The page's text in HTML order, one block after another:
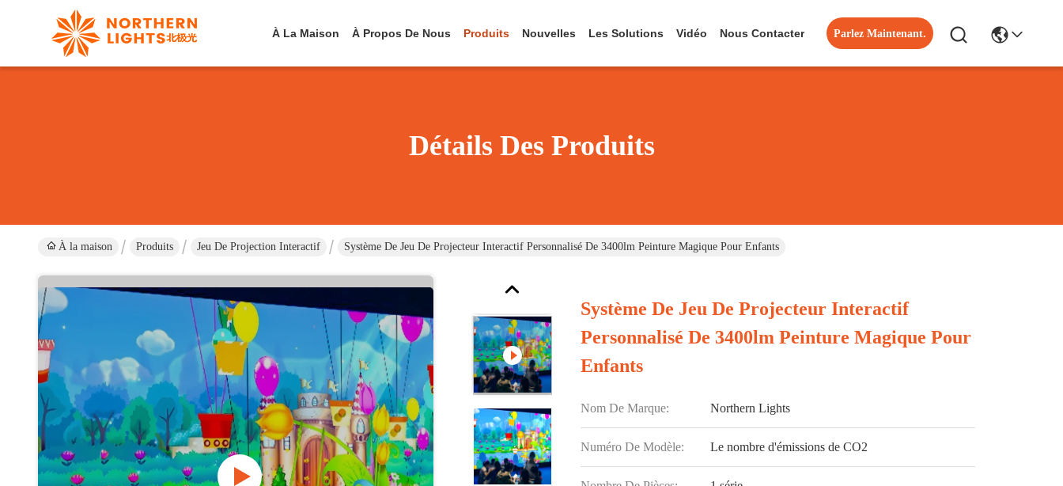
À La Maison À Propos De Nous Produits Nouvelles Les Solutions Vidéo Nous Contacter Parlez Maintenant.
Détails Des Produits
À la maison Produits Jeu De Projection Interactif Système De Jeu De Projecteur Interactif Personnalisé De 3400lm Peinture Magique Pour Enfants
Système De Jeu De Projecteur Interactif
Personnalisé De 3400lm Peinture Magique Pour
Enfants
Nom De Marque: Northern Lights
Numéro De Modèle: Le nombre d'émissions de CO2